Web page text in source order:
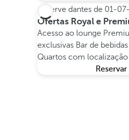
Reserve dantes de 01-
Ofertas Royal e
Acesso ao lounge
exclusivas Bar de
Quartos com
Reservar